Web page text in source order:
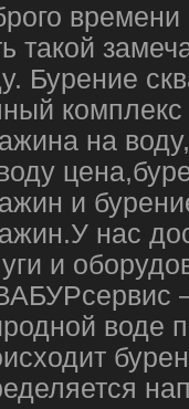
времени
такой
Бурение
комплекс
на
и
нас
и
–
воде